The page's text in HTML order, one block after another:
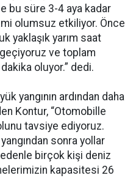
bu süre 3-4 aya kadar
olumsuz etkiliyor. Önce
yaklaşık yarım saat
geçiyoruz ve toplam
oluyor.” dedi.
yangının ardından daha
Kontur, “Otomobille
tavsiye ediyoruz.
sonra yollar
birçok kişi deniz
kapasitesi 26